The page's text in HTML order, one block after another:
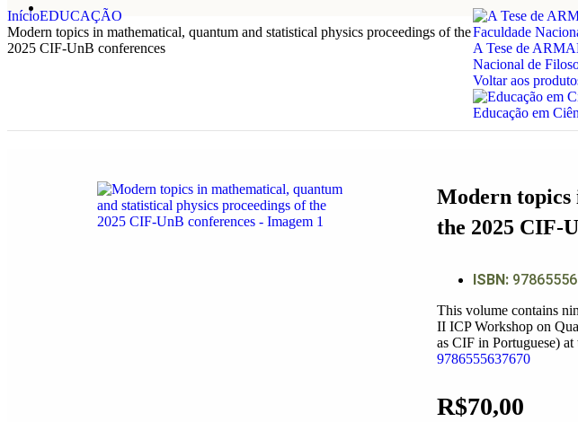
InícioEDUCAÇÃO
Modern topics in mathematical, quantum and statistical physics proceedings of the
2025 CIF-UnB conferences
A Tese de
Nacional de
Voltar aos
Educação em
Modern topics
the 2025 CIF-
ISBN:
This volume contains
II ICP Workshop on
as CIF in Portuguese)
9786555637670
R$70,00